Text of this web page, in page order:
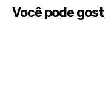
Você pode